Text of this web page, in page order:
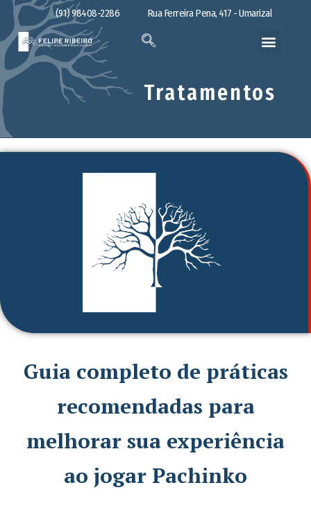
(91) 98408-2286 Rua Ferreira Pena, 417 - Umarizal
Tratamentos
Guia completo de práticas
recomendadas para
melhorar sua experiência
ao jogar Pachinko